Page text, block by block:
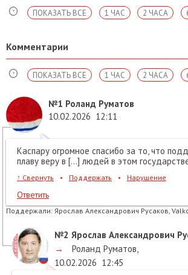
2 ЧАСА
1 ЧАС
ПОКАЗАТЬ ВСЕ
Комментарии
2 ЧАСА
1 ЧАС
ПОКАЗАТЬ ВСЕ
№1 Роланд Руматов
10.02.2026 12:11
Каспару огромное спасибо за то, что
плаву веру в […] людей в этом
↑ Свернуть • Поддержать • Нарушение
Ответить
Поддержали: Ярослав Александрович Русаков,
№2 Ярослав Александрович
→
Роланд Руматов
10.02.2026 12:45